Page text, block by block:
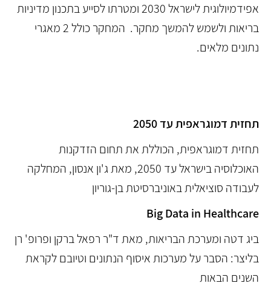
אפידמיולוגית לישראל 2030 ומטרתו לסייע בתכנון מדיניות
בריאות ולשמש להמשך מחקר. המחקר כולל 2 מאגרי
נתונים מלאים.
תחזית דמוגראפית עד 2050
תחזית דמוגראפית, הכוללת את תחום הזדקנות
האוכלוסיה בישראל עד 2050, מאת ג'ון אנסון, המחלקה
לעבודה סוציאלית באוניברסיטת בן-גוריון
Big Data in Healthcare
ביג דטה ומערכת הבריאות, מאת ד"ר רפאל ברקן ופרופ' רן
בליצר: הסבר על מערכות איסוף הנתונים וטיובם לקראת
השנים הבאות